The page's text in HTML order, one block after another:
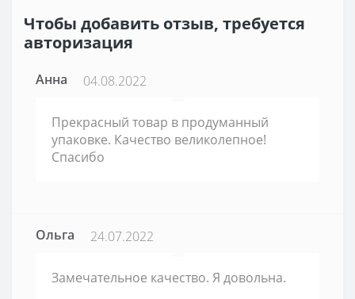
Чтобы добавить отзыв, требуется
авторизация
Анна 04.08.2022
Прекрасный товар в продуманный
упаковке. Качество великолепное!
Спасибо
Ольга 24.07.2022
Замечательное качество. Я довольна.